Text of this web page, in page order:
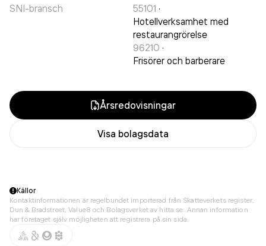
SNI-bransch 55101 ·
Hotellverksamhet med
restaurangrörelse
96210 ·
Frisörer och barberare
Årsredovisningar
Visa bolagsdata
Källor
Kontaktinformationen är regelbundet importerad från Skatteverkets register,
Dun & Bradstreet, Value8 och Bolagsverket av hitta.se. Annan information
har företaget själv möjligheten att registrera på sin sida.